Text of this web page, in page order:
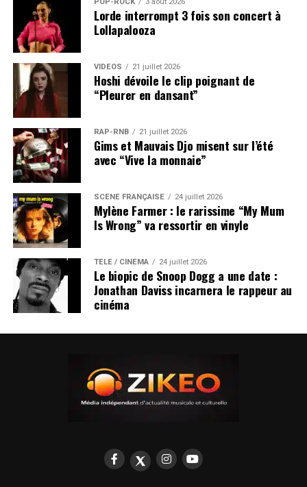
POP-ROCK 3 août 2026
Lorde interrompt 3 fois son concert à
Lollapalooza
VIDEOS 21 juillet 2026
Hoshi dévoile le clip poignant de
“Pleurer en dansant”
RAP-RNB 21 juillet 2026
Gims et Mauvais Djo misent sur l’été
avec “Vive la monnaie”
SCÈNE FRANÇAISE 24 juillet 2026
Mylène Farmer : le rarissime “My Mum
Is Wrong” va ressortir en vinyle
TÉLÉ / CINÉMA 24 juillet 2026
Le biopic de Snoop Dogg a une date :
Jonathan Daviss incarnera le rappeur au
cinéma